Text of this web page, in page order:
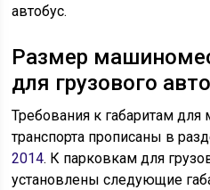
автобус.
Размер
для грузового
Требования к габаритам
транспорта прописаны в
2014. К парковкам для
установлены следующие